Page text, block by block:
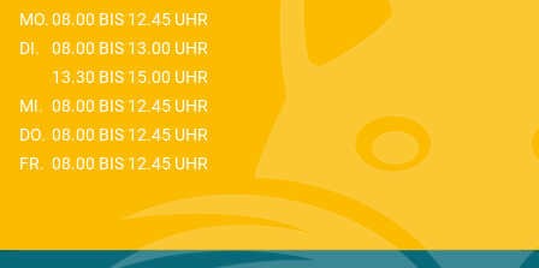
MO.08.00 BIS 12.45 UHR
DI.
08.00 BIS 13.00 UHR
13.30 BIS 15.00 UHR
MI. 08.00 BIS 12.45 UHR
DO. 08.00 BIS 12.45 UHR
FR. 08.00 BIS 12.45 UHR